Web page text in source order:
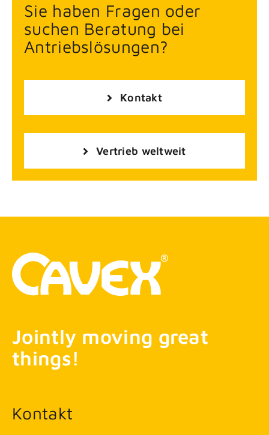
Sie haben Fragen oder
suchen Beratung bei
Antriebslösungen?
Kontakt
Vertrieb weltweit
Jointly moving great
things!
Kontakt